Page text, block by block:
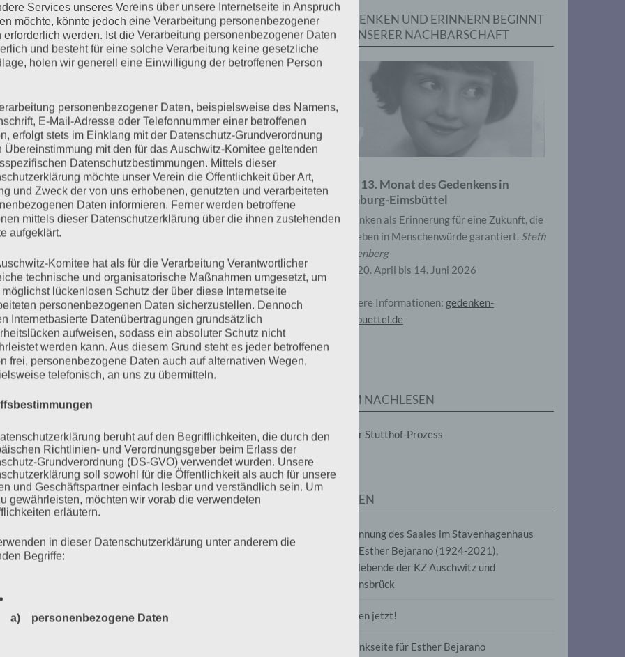
mehr ...
24.01.2020
Zeuge Johan Solberg nicht anwesend sein kann.
Solberg ist nach Hamburg gekommen und hat eine
Göring verlas. Johan Solberg wuchs auf einem Bauernhof
festgenommen. Über das…
mehr ...
17.01.2020
Befangenheitsantrag von Rechtsanwalt Waterkamp gegen
keine Gründe Misstrauen in die Unparteilichkeit des
nicht der Aussage von Bruno D., wonach sich dieser nicht
habe. Das Gutachten…
GEDENKEN UND ERINNERN BEGINNT
IN UNSERER NACHBARSCHAFT
Zum 13. Monat des Gedenkens in
Hamburg-Eimsbüttel
Gedenken als Erinnerung für eine Zukunft, die
ein Leben in Menschenwürde garantiert. Steffi
Wittenberg
Vom 20. April bis 14. Juni 2026
Weitere Informationen: gedenken-
eimsbuettel.de
ZUM NACHLESEN
Der Stutthof-Prozess
SEITEN
Benennung des Saales im Stavenhagenhaus
nach Esther Bejarano (1924-2021),
Überlebende der KZ Auschwitz und
Ravensbrück
Frieden jetzt!
Gedenkseite für Esther Bejarano
Services unseres Vereins über unsere Internetseite in Anspruch
möchte, könnte jedoch eine Verarbeitung personenbezogener
erforderlich werden. Ist die Verarbeitung personenbezogener Daten
und besteht für eine solche Verarbeitung keine gesetzliche
holen wir generell eine Einwilligung der betroffenen Person
personenbezogener Daten, beispielsweise des Namens,
E-Mail-Adresse oder Telefonnummer einer betroffenen
erfolgt stets im Einklang mit der Datenschutz-Grundverordnung
Übereinstimmung mit den für das Auschwitz-Komitee geltenden
Datenschutzbestimmungen. Mittels dieser
möchte unser Verein die Öffentlichkeit über Art,
und Zweck der von uns erhobenen, genutzten und verarbeiteten
Daten informieren. Ferner werden betroffene
mittels dieser Datenschutzerklärung über die ihnen zustehenden
aufgeklärt.
Komitee hat als für die Verarbeitung Verantwortlicher
technische und organisatorische Maßnahmen umgesetzt, um
lückenlosen Schutz der über diese Internetseite
personenbezogenen Daten sicherzustellen. Dennoch
Internetbasierte Datenübertragungen grundsätzlich
aufweisen, sodass ein absoluter Schutz nicht
werden kann. Aus diesem Grund steht es jeder betroffenen
frei, personenbezogene Daten auch auf alternativen Wegen,
telefonisch, an uns zu übermitteln.
beruht auf den Begrifflichkeiten, die durch den
Richtlinien- und Verordnungsgeber beim Erlass der
Grundverordnung (DS-GVO) verwendet wurden. Unsere
soll sowohl für die Öffentlichkeit als auch für unsere
und Geschäftspartner einfach lesbar und verständlich sein. Um
gewährleisten, möchten wir vorab die verwendeten
erläutern.
in dieser Datenschutzerklärung unter anderem die
Begriffe:
a) personenbezogene Daten